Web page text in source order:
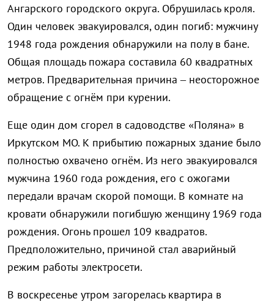
Ангарского городского округа. Обрушилась кроля.
Один человек эвакуировался, один погиб: мужчину
1948 года рождения обнаружили на полу в бане.
Общая площадь пожара составила 60 квадратных
метров. Предварительная причина – неосторожное
обращение с огнём при курении.
Еще один дом сгорел в садоводстве «Поляна» в
Иркутском МО. К прибытию пожарных здание было
полностью охвачено огнём. Из него эвакуировался
мужчина 1960 года рождения, его с ожогами
передали врачам скорой помощи. В комнате на
кровати обнаружили погибшую женщину 1969 года
рождения. Огонь прошел 109 квадратов.
Предположительно, причиной стал аварийный
режим работы электросети.
В воскресенье утром загорелась квартира в